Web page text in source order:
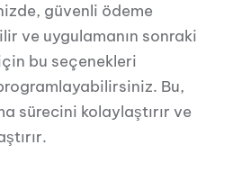
güvenli ödeme
ve uygulamanın sonraki
bu seçenekleri
Bu,
sürecini kolaylaştırır ve